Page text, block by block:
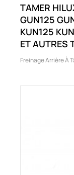
TAMER
GUN125
KUN125
ET AUTRES
FORTUNER
GGN125
Freinage Arrière À